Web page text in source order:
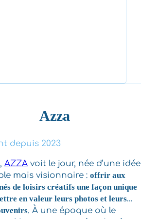
Azza
depuis 2023
, AZZA voit le jour, née d’une idée
mais visionnaire : offrir aux
de loisirs créatifs une façon unique
en valeur leurs photos et leurs
. À une époque où le